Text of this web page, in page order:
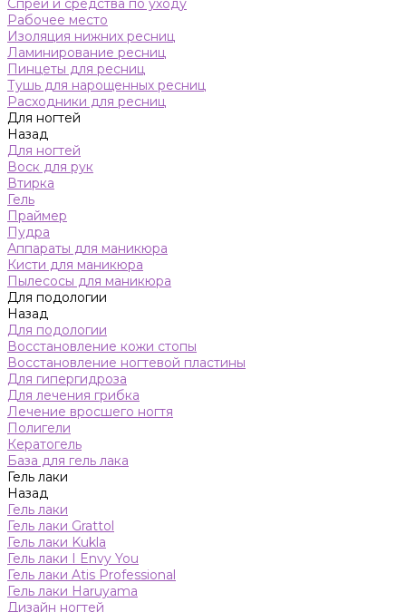
Спреи и средства по уходу
Рабочее место
Изоляция нижних ресниц
Ламинирование ресниц
Пинцеты для ресниц
Тушь для нарощенных ресниц
Расходники для ресниц
Для ногтей
Назад
Для ногтей
Воск для рук
Втирка
Гель
Праймер
Пудра
Аппараты для маникюра
Кисти для маникюра
Пылесосы для маникюра
Для подологии
Назад
Для подологии
Восстановление кожи стопы
Восстановление ногтевой пластины
Для гипергидроза
Для лечения грибка
Лечение вросшего ногтя
Полигели
Кератогель
База для гель лака
Гель лаки
Назад
Гель лаки
Гель лаки Grattol
Гель лаки Kukla
Гель лаки I Envy You
Гель лаки Atis Professional
Гель лаки Haruyama
Дизайн ногтей